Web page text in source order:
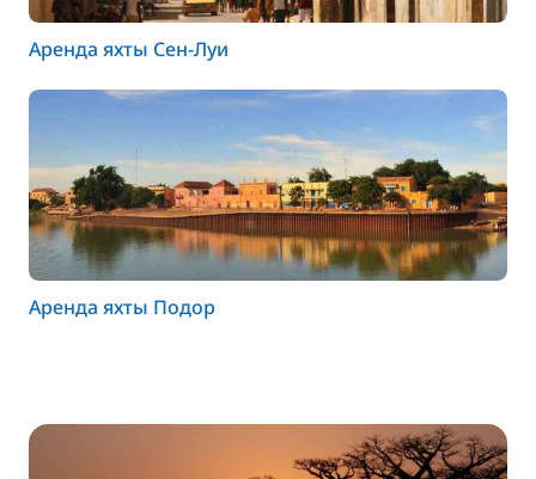
Аренда яхты Сен-Луи
Аренда яхты Подор